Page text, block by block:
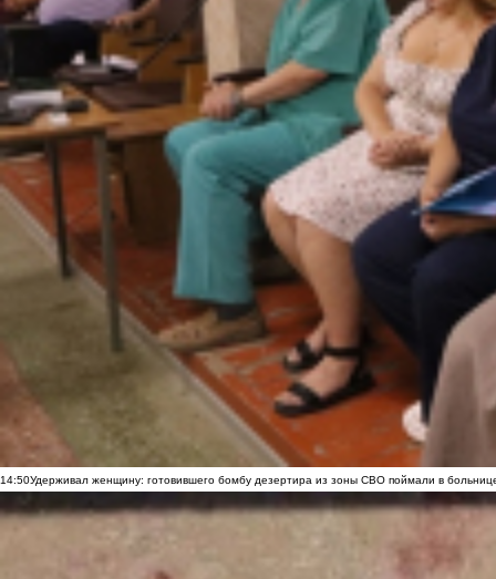
14:50Удерживал женщину: готовившего бомбу дезертира из зоны СВО поймали в